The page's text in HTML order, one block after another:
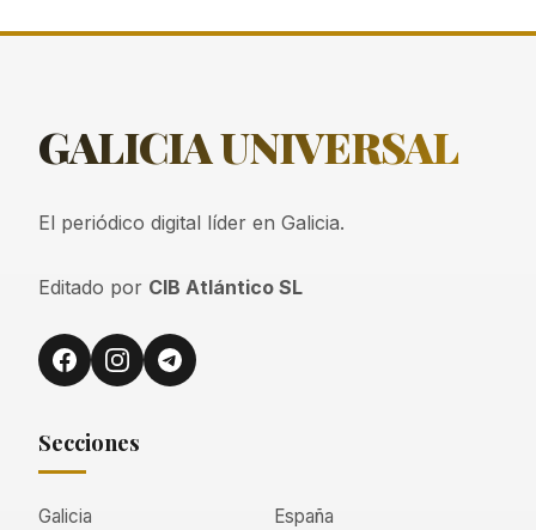
GALICIAUNIVERSAL
El periódico digital líder en Galicia.
Editado por CIB Atlántico SL
Secciones
Galicia
España